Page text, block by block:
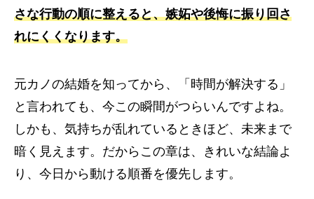
さな行動の順に整えると、嫉妬や後悔に振り回さ
れにくくなります。
元カノの結婚を知ってから、「時間が解決する」
と言われても、今この瞬間がつらいんですよね。
しかも、気持ちが乱れているときほど、未来まで
暗く見えます。だからこの章は、きれいな結論よ
り、今日から動ける順番を優先します。